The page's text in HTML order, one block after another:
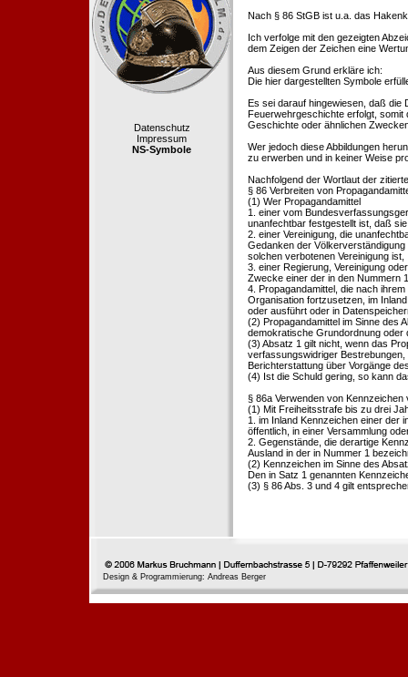
Datenschutz
Impressum
NS-Symbole
Nach § 86 StGB ist u.a. das
Ich verfolge mit den gezeigten
dem Zeigen der Zeichen eine
Aus diesem Grund erkläre ich:
Die hier dargestellten Symbole
Es sei darauf hingewiesen, daß die
Feuerwehrgeschichte erfolgt,
Geschichte oder ähnlichen
Wer jedoch diese Abbildungen
zu erwerben und in keiner Weise
Nachfolgend der Wortlaut der
§ 86 Verbreiten von
(1) Wer Propagandamittel
1. einer vom
unanfechtbar festgestellt ist, daß
2. einer Vereinigung, die
Gedanken der
solchen verbotenen Vereinigung ist,
3. einer Regierung, Vereinigung
Zwecke einer der in den Nummern
4. Propagandamittel, die nach
Organisation fortzusetzen, im
oder ausführt oder in
(2) Propagandamittel im Sinne des
demokratische Grundordnung oder
(3) Absatz 1 gilt nicht, wenn das
verfassungswidriger
Berichterstattung über Vorgänge
(4) Ist die Schuld gering, so kann
§ 86a Verwenden von
(1) Mit Freiheitsstrafe bis zu drei
1. im Inland Kennzeichen einer der
öffentlich, in einer Versammlung
2. Gegenstände, die derartige
Ausland in der in Nummer 1
(2) Kennzeichen im Sinne des
Den in Satz 1 genannten
(3) § 86 Abs. 3 und 4 gilt
Design & Programmierung: Andreas Berger